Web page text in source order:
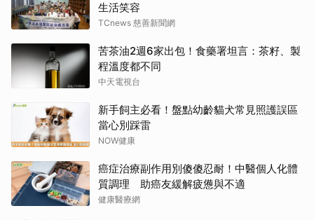
生活笑容
TCnews 慈善新聞網
苦茶油2週6家出包！食藥署坦言：茶籽、製
程溫度都不同
中天電視台
新手飼主必看！盤點幼齡貓犬常見照護誤區
當心別踩雷
NOW健康
癌症治療副作用別傻傻忍耐！中醫個人化體
質調理 助癌友緩解疲憊與不適
健康醫療網